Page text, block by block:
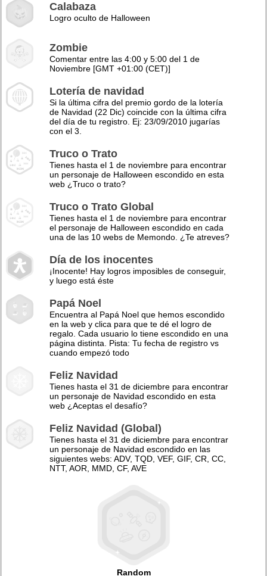
Calabaza
Logro oculto de Halloween
Zombie
Comentar entre las 4:00 y 5:00 del 1 de
Noviembre [GMT +01:00 (CET)]
Lotería de navidad
Si la última cifra del premio gordo de la lotería
de Navidad (22 Dic) coincide con la última cifra
del día de tu registro. Ej: 23/09/2010 jugarías
con el 3.
Truco o Trato
Tienes hasta el 1 de noviembre para encontrar
un personaje de Halloween escondido en esta
web ¿Truco o trato?
Truco o Trato Global
Tienes hasta el 1 de noviembre para encontrar
el personaje de Halloween escondido en cada
una de las 10 webs de Memondo. ¿Te atreves?
Día de los inocentes
¡Inocente! Hay logros imposibles de conseguir,
y luego está éste
Papá Noel
Encuentra al Papá Noel que hemos escondido
en la web y clica para que te dé el logro de
regalo. Cada usuario lo tiene escondido en una
página distinta. Pista: Tu fecha de registro vs
cuando empezó todo
Feliz Navidad
Tienes hasta el 31 de diciembre para encontrar
un personaje de Navidad escondido en esta
web ¿Aceptas el desafío?
Feliz Navidad (Global)
Tienes hasta el 31 de diciembre para encontrar
un personaje de Navidad escondido en las
siguientes webs: ADV, TQD, VEF, GIF, CR, CC,
NTT, AOR, MMD, CF, AVE
Random